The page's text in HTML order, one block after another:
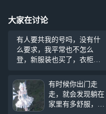
大家在讨论
有人要共我的号吗，没有什
么要求，我平常也不怎么
登，新服装也买了，衣柜小
做都无所谓，帮我养养就好
了 （可以当你自己的号玩，
反正我也不登，就是感觉放
着有点可惜）
有时候你出门走
走，就会发现躺在
家里有多舒服，不